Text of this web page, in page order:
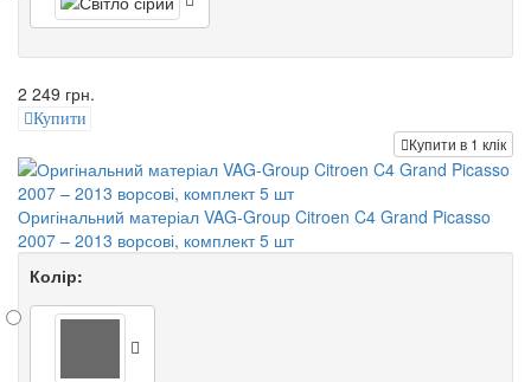
2 249 грн.
Купити
Купити в 1 клік
Оригінальний матеріал VAG-Group Citroen C4 Grand Picasso
2007 – 2013 ворсові, комплект 5 шт
Колір: